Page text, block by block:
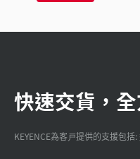
快速交貨，
KEYENCE為客戸提供的支援包